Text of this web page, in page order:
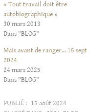
« Tout travail doit être
autobiographique »
30 mars 2013
Dans "BLOG"
Mais avant de ranger… 15 sept
2024
24 mars 2025
Dans "BLOG"
PUBLIÉ : 15 août 2024